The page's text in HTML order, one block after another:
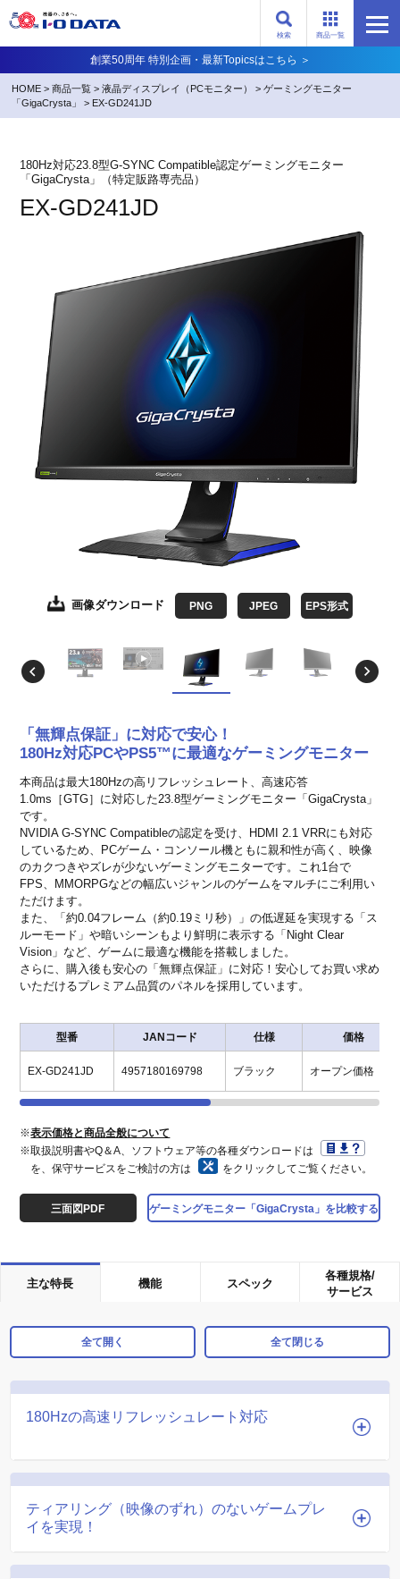
検索 商品一覧
創業50周年 特別企画・最新Topicsはこちら ＞
HOME >商品一覧 >液晶ディスプレイ（PCモニター） >ゲーミングモニター
「GigaCrysta」
> EX-GD241JD
180Hz対応23.8型G-SYNC Compatible認定ゲーミングモニター
「GigaCrysta」（特定販路専売品）
EX-GD241JD
画像ダウンロード PNG JPEG EPS形式
画像ダウンロード EPS形式
画像ダウンロード EPS形式
画像ダウンロード EPS形式
画像ダウンロード EPS形式
画像ダウンロード EPS形式
画像ダウンロード EPS形式
画像ダウンロード EPS形式
「無輝点保証」に対応で安心！
180Hz対応PCやPS5™に最適なゲーミングモニター
本商品は最大180Hzの高リフレッシュレート、高速応答
1.0ms［GTG］に対応した23.8型ゲーミングモニター「GigaCrysta」
です。
NVIDIA G-SYNC Compatibleの認定を受け、HDMI 2.1 VRRにも対応
しているため、PCゲーム・コンソール機ともに親和性が高く、映像
のカクつきやズレが少ないゲーミングモニターです。これ1台で
FPS、MMORPGなどの幅広いジャンルのゲームをマルチにご利用い
ただけます。
また、「約0.04フレーム（約0.19ミリ秒）」の低遅延を実現する「ス
ルーモード」や暗いシーンもより鮮明に表示する「Night Clear
Vision」など、ゲームに最適な機能を搭載しました。
さらに、購入後も安心の「無輝点保証」に対応！安心してお買い求め
いただけるプレミアム品質のパネルを採用しています。
型番 JANコード 仕様 価格
EX-GD241JD 4957180169798 ブラック オープン価格
※表示価格と商品全般について
※取扱説明書やQ＆A、ソフトウェア等の各種ダウンロードは
を、保守サービスをご検討の方は
をクリックしてご覧ください。
三面図PDF ゲーミングモニター「GigaCrysta」を比較する
主な特長 機能 スペック
各種規格/
サービス
全て開く 全て閉じる
180Hzの高速リフレッシュレート対応
ティアリング（映像のずれ）のないゲームプレ
イを実現！